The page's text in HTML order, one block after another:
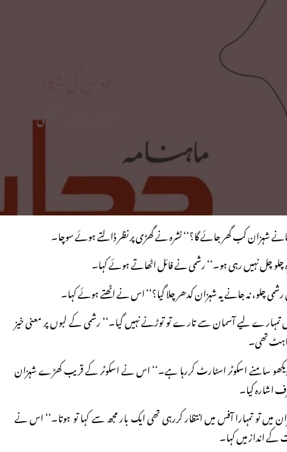
نشاں خاتون سیتھلی
شہزان کب گھر جائے گا؟‘‘ نشرہ نے گھڑی پر نظر ڈالتے ہوئے سوچا۔
چلو چل نہیں رہی ہو۔‘‘ رشمی نے فائل اٹھاتے ہوئے کہا۔
رشمی چلو، نہ جانے یہ شہزان کدھر چلا گیا؟‘‘ اس نے اٹھتے ہوئے کہا۔
تمہارے لیے آسمان سے تارے تو توڑنے نہیں گیا۔‘‘ رشمی کے لبوں پر معنی خیز
تھی۔
سامنے اسکوٹر اسٹارٹ کررہا ہے۔‘‘ اس نے اسکوٹر کے قریب کھڑے شہزان
اشارہ کیا۔
میں تو تمہارا آفس میں انتظار کررہی تھی ایک بار مجھ سے کہا تو ہوتا۔‘‘ اس نے
کے انداز میں کہا۔